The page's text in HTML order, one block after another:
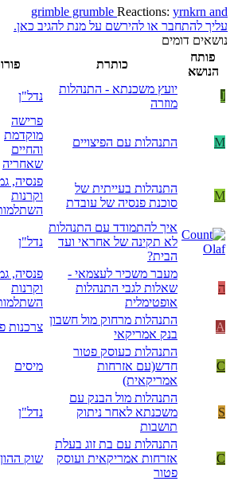
Reactions: yrnkrn and
grimble grumble
עליך להתחבר או להירשם על מנת להגיב כאן.
נושאים דומים
פותח
הנושא
כותרת
J
יועץ משכנתא - התנהלות
מוזרה
נדל"ן
M התנהלות עם הפיצויים
פרישה
מוקדמת
והחיים
שאחריה
M
התנהלות בעייתית של
סוכנת פנסיה של עובדת
פנסיה,
וקרנות
איך להתמודד עם התנהלות
לא תקינה של אחראי ועד
הבית?
נדל"ן
ה
מעבר משכיר לעצמאי -
שאלות לגבי התנהלות
אופטימלית
פנסיה,
וקרנות
A
התנהלות מרחוק מול חשבון
בנק אמריקאי
צרכנות
C
התנהלות כעוסק פטור
חדש(עם אזרחות
אמריקאית)
מיסים
S
התנהלות מול הבנק עם
משכנתא לאחר ניתוק
תושבות
נדל"ן
C
התנהלות עם בת זוג בעלת
אזרחות אמריקאית ועוסק
פטור
שוק ההון